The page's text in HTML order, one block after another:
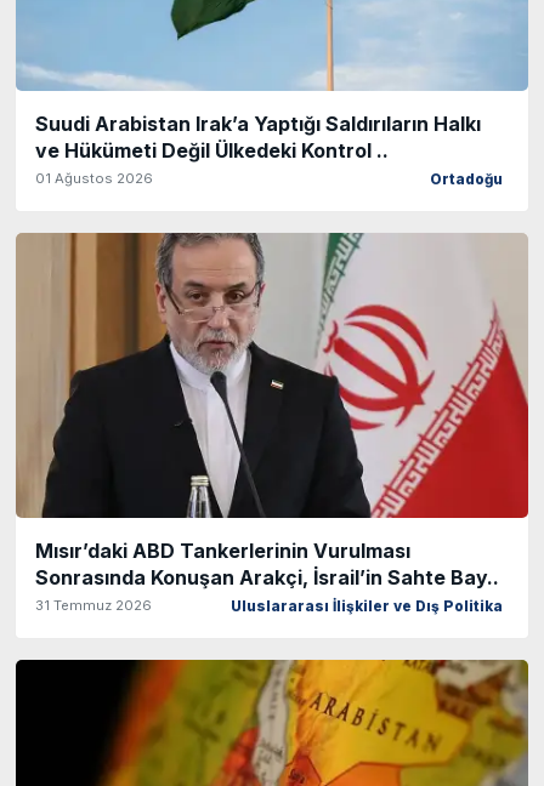
Suudi Arabistan Irak’a Yaptığı Saldırıların Halkı
ve Hükümeti Değil Ülkedeki Kontrol ..
01 Ağustos 2026 Ortadoğu
Mısır’daki ABD Tankerlerinin Vurulması
Sonrasında Konuşan Arakçi, İsrail’in Sahte Bay..
31 Temmuz 2026 Uluslararası İlişkiler ve Dış Politika